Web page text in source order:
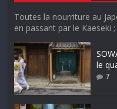
Toutes la nourriture au
en passant par le Kaeseki
le
7